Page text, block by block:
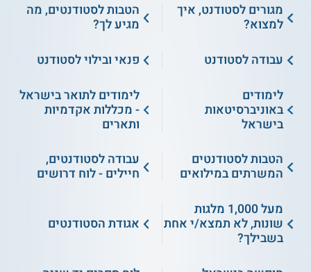
מגורים לסטודנט, איך
למצוא?
הטבות לסטודנטים, מה
מגיע לך?
עבודה לסטודנט
פנאי ובילוי לסטודנט
לימודים
באוניברסיטאות
בישראל
לימודים לתואר בישראל
- מכללות אקדמיות
ותארים
הטבות לסטודנטים
המשרתים במילואים
עבודה לסטודנטים,
חיילים - לוח דרושים
מעל 1,000 מלגות
שונות, לא תמצא/י אחת
בשבילך?
אגודת הסטודנטים